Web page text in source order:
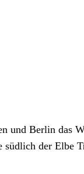
und Berlin das
der Elbe